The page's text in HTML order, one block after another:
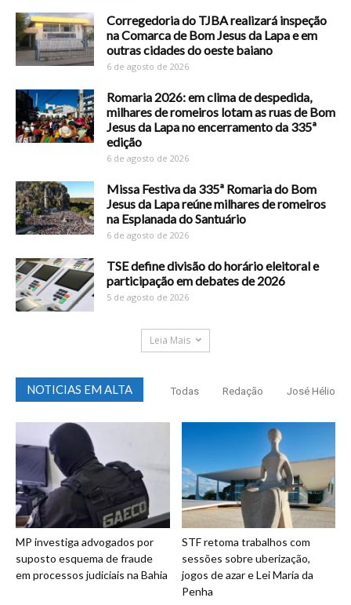
Corregedoria do TJBA realizará inspeção
na Comarca de Bom Jesus da Lapa e em
outras cidades do oeste baiano
6 de agosto de 2026
Romaria 2026: em clima de despedida,
milhares de romeiros lotam as ruas de Bom
Jesus da Lapa no encerramento da 335ª
edição
6 de agosto de 2026
Missa Festiva da 335ª Romaria do Bom
Jesus da Lapa reúne milhares de romeiros
na Esplanada do Santuário
6 de agosto de 2026
TSE define divisão do horário eleitoral e
participação em debates de 2026
5 de agosto de 2026
Leia Mais
NOTICIAS EM ALTA Todas Redação José Hélio
MP investiga advogados por
suposto esquema de fraude
em processos judiciais na Bahia
STF retoma trabalhos com
sessões sobre uberização,
jogos de azar e Lei Maria da
Penha